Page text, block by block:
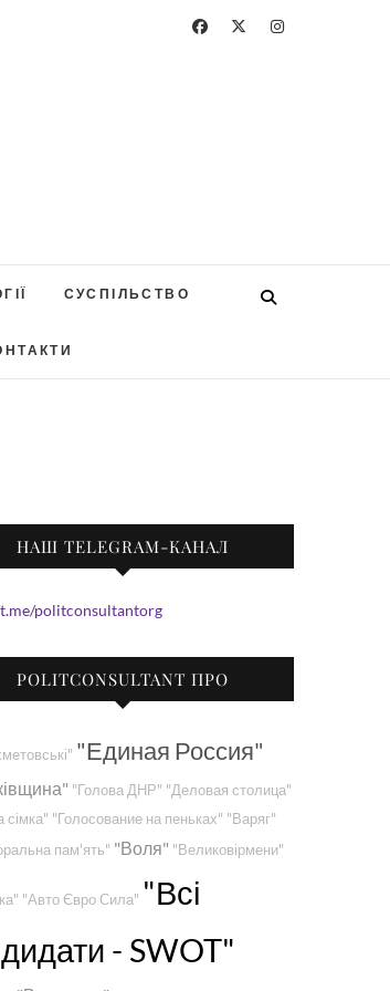
СУСПІЛЬСТВО
НАШ TELEGRAM-КАНАЛ
politconsultantorg
POLITCONSULTANT ПРО
"Единая Россия"
"Голова ДНР" "Деловая столица"
сімка" "Голосование на пеньках" "Варяг"
пам'ять" "Воля" "Великовірмени"
"Авто Євро Сила" "Всі
- SWOT"